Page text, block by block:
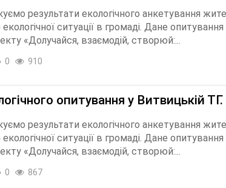
результати екологічного анкетування
ситуації в громаді. Дане
«Долучайся, взаємодій, створюй:...
0 910
опитування у Витвицькій ТГ.
результати екологічного анкетування
ситуації в громаді. Дане
«Долучайся, взаємодій, створюй:...
0 867